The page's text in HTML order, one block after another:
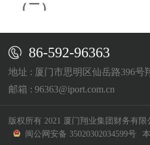
（二）
整存整
取
三个月
86-592-96363
地址 : 厦门市思明区仙岳路396号
邮箱 : 96363@iport.com.cn
版权所有 2021 厦门翔业集团财务有限
闽公网安备 35020302034599号